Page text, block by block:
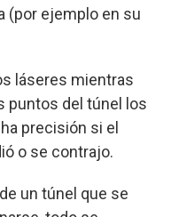
(por ejemplo en su
láseres mientras
puntos del túnel los
precisión si el
o se contrajo.
un túnel que se